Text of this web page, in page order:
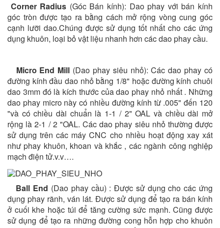
Corner Radius (Góc Bán kính): Dao phay với bán kính
góc tròn được tạo ra bằng cách mở rộng vòng cung góc
cạnh lưỡi dao.Chúng được sử dụng tốt nhất cho các ứng
dụng khuôn, loại bỏ vật liệu nhanh hơn các dao phay cầu.
Micro End Mill (Dao phay siêu nhỏ): Các dao phay có
đường kính đầu dao nhỏ bằng 1/8" hoặc đường kính chuôi
dao 3mm đó là kích thước của dao phay nhỏ nhất . Những
dao phay micro này có nhiều đường kính từ .005" đến 120
"và có chiều dài chuẩn là 1-1 / 2" OAL và chiều dài mở
rộng là 2-1 / 2 "OAL. Các dao phay siêu nhỏ thường được
sử dụng trên các máy CNC cho nhiều hoạt động xay xát
như phay khuôn, khoan và khắc , các ngành công nghiệp
mạch điện tử.v.v….
Ball End (Dao phay cầu) : Được sử dụng cho các ứng
dụng phay rãnh, ván lát. Được sử dụng để tạo ra bán kính
ở cuối khe hoặc túi để tăng cường sức mạnh. Cũng được
sử dụng để tạo ra những đường cong hỗn hợp cho khuôn